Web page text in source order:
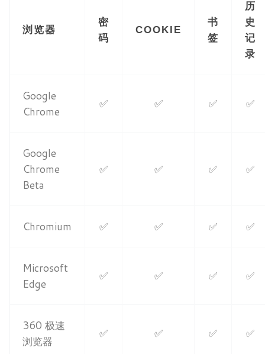
浏览器
密
码
COOKIE
书
签
历
史
记
录
Google
Chrome
✅ ✅ ✅ ✅
Google
Chrome
Beta
✅ ✅ ✅ ✅
Chromium ✅ ✅ ✅ ✅
Microsoft
Edge
✅ ✅ ✅ ✅
360 极速
浏览器
✅ ✅ ✅ ✅